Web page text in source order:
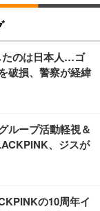
たのは日本人…ゴ
破損、警察が経緯
ループ活動軽視＆
、ジスが
の10周年イ